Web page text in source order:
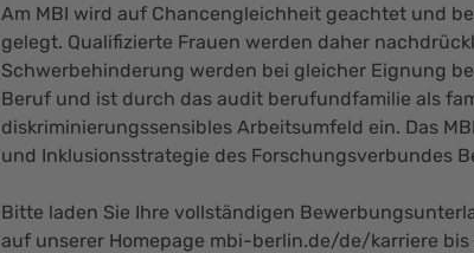
Am MBI wird auf Chancengleichheit geachtet und
gelegt. Qualifizierte Frauen werden daher
Schwerbehinderung werden bei gleicher Eignung
Beruf und ist durch das audit berufundfamilie als
diskriminierungssensibles Arbeitsumfeld ein. Das
und Inklusionsstrategie des Forschungsverbundes
Bitte laden Sie Ihre vollständigen
auf unserer Homepage mbi-berlin.de/de/karriere bis